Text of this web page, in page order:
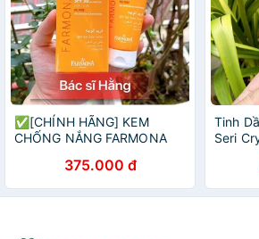
✅[CHÍNH HÃNG] KEM
CHỐNG NẮNG FARMONA
375.000 đ
Tinh
Seri